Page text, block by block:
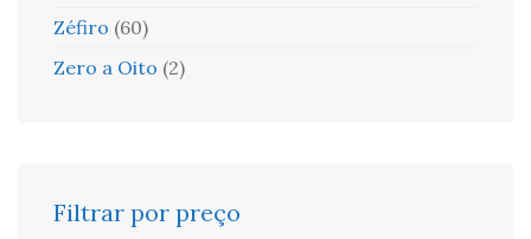
Zéfiro (60)
Zero a Oito (2)
Filtrar por preço